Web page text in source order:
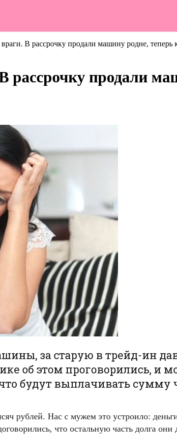
враги. В рассрочку продали машину родне,
рассрочку продали
за старую в трейд-ин
об этом проговорились, и
будут выплачивать сумму
рублей. Нас с мужем это устроило:
что остальную часть долга они